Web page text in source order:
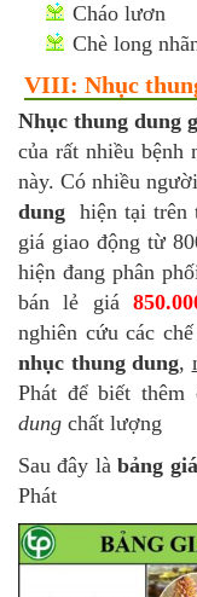
Cháo lươn
Chè long
VIII: Nhục
Nhục thung dung
của rất nhiều bệnh
này. Có nhiều
dung hiện tại trên
giá giao động từ
hiện đang phân
bán lẻ giá
nghiên cứu các
nhục thung dung,
Phát để biết
dung chất lượng
Sau đây làbảng
Phát